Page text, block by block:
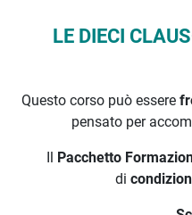
LE DIECI
Questo corso può essere
pensato per
Il Pacchetto
di